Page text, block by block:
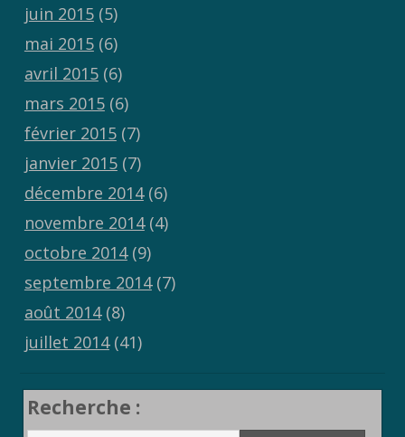
juin 2015(5)
mai 2015(6)
avril 2015(6)
mars 2015(6)
février 2015(7)
janvier 2015(7)
décembre 2014(6)
novembre 2014(4)
octobre 2014(9)
septembre 2014(7)
août 2014(8)
juillet 2014(41)
Recherche :